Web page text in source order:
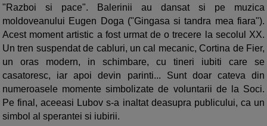
"Razboi si pace". Balerinii au dansat si pe muzica
moldoveanului Eugen Doga ("Gingasa si tandra mea fiara").
Acest moment artistic a fost urmat de o trecere la secolul XX.
Un tren suspendat de cabluri, un cal mecanic, Cortina de Fier,
un oras modern, in schimbare, cu tineri iubiti care se
casatoresc, iar apoi devin parinti... Sunt doar cateva din
numeroasele momente simbolizate de voluntarii de la Soci.
Pe final, aceeasi Lubov s-a inaltat deasupra publicului, ca un
simbol al sperantei si iubirii.